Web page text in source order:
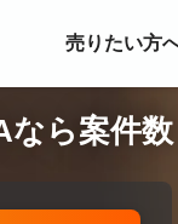
売りたい方
ら案件